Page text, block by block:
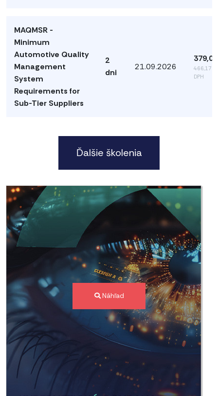
MAQMSR -
Minimum
Automotive Quality
Management
System
Requirements for
Sub-Tier Suppliers
2
dni
21.09.2026
466,17
DPH
Ďalšie školenia
Náhľad